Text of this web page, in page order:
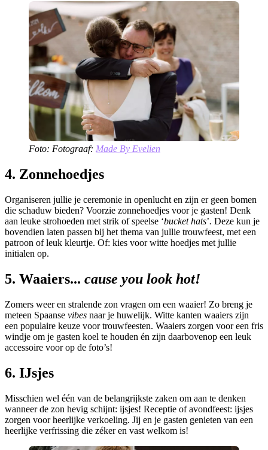
Foto: Fotograaf: Made By Evelien
4. Zonnehoedjes
Organiseren jullie je ceremonie in openlucht en zijn er geen bomen
die schaduw bieden? Voorzie zonnehoedjes voor je gasten! Denk
aan leuke strohoeden met strik of speelse ‘bucket hats’. Deze kun je
bovendien laten passen bij het thema van jullie trouwfeest, met een
patroon of leuk kleurtje. Of: kies voor witte hoedjes met jullie
initialen op.
5. Waaiers... cause you look hot!
Zomers weer en stralende zon vragen om een waaier! Zo breng je
meteen Spaanse vibes naar je huwelijk. Witte kanten waaiers zijn
een populaire keuze voor trouwfeesten. Waaiers zorgen voor een fris
windje om je gasten koel te houden én zijn daarbovenop een leuk
accessoire voor op de foto’s!
6. IJsjes
Misschien wel één van de belangrijkste zaken om aan te denken
wanneer de zon hevig schijnt: ijsjes! Receptie of avondfeest: ijsjes
zorgen voor heerlijke verkoeling. Jij en je gasten genieten van een
heerlijke verfrissing die zéker en vast welkom is!